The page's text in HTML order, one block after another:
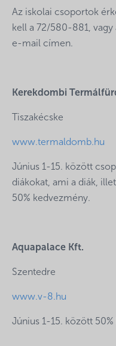
Az iskolai csoportok
kell a 72/580-881, vagy
e-mail címen.
Kerekdombi
Tiszakécske
www.termaldomb.hu
Június 1-15. között
diákokat, ami a diák,
50% kedvezmény.
Aquapalace Kft.
Szentedre
www.v-8.hu
Június 1-15. között